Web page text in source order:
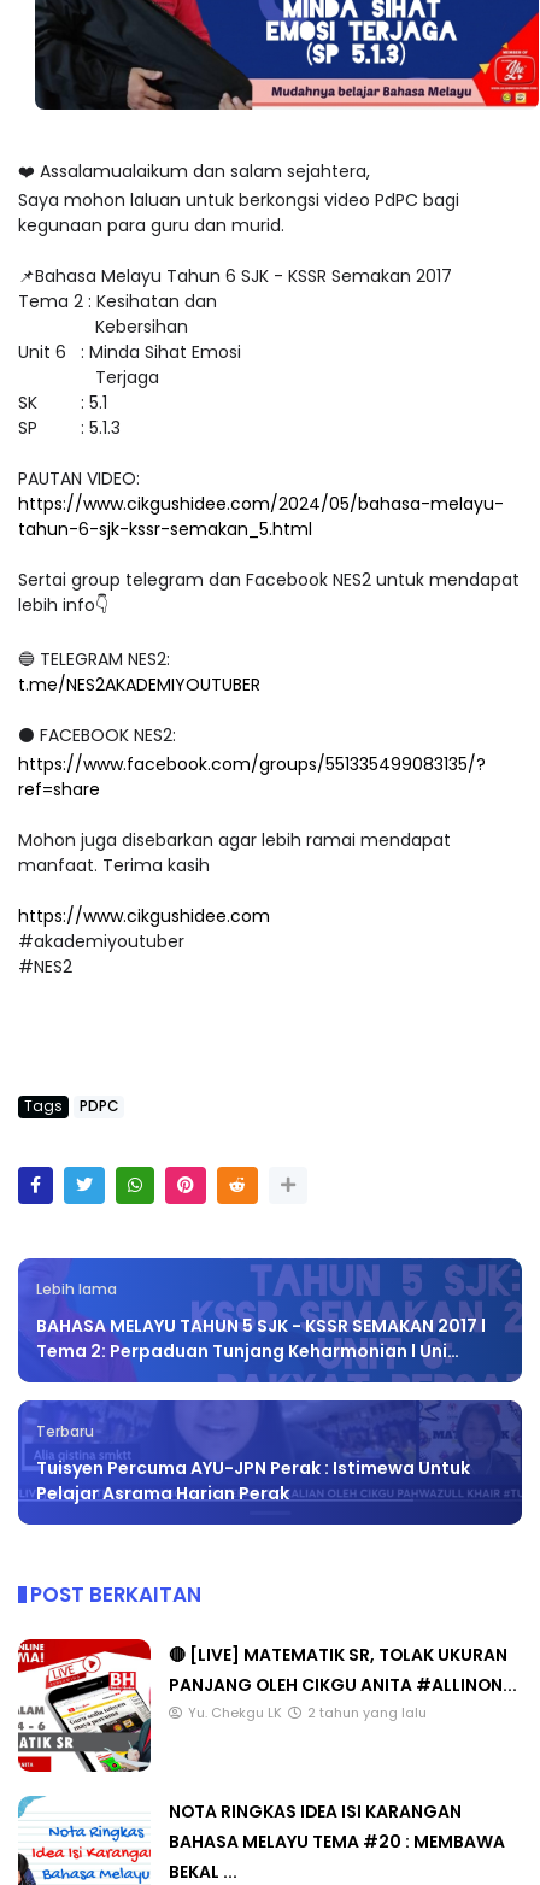
❤️ Assalamualaikum dan salam sejahtera,
Saya mohon laluan untuk berkongsi video PdPC bagi
kegunaan para guru dan murid.
📌Bahasa Melayu Tahun 6 SJK - KSSR Semakan 2017
Tema 2 : Kesihatan dan
Kebersihan
Unit 6 : Minda Sihat Emosi
Terjaga
SK : 5.1
SP : 5.1.3
PAUTAN VIDEO:
https://www.cikgushidee.com/2024/05/bahasa-melayu-
tahun-6-sjk-kssr-semakan_5.html
Sertai group telegram dan Facebook NES2 untuk mendapat
lebih info👇
🔵 TELEGRAM NES2:
t.me/NES2AKADEMIYOUTUBER
⚫ FACEBOOK NES2:
https://www.facebook.com/groups/551335499083135/?
ref=share
Mohon juga disebarkan agar lebih ramai mendapat
manfaat. Terima kasih
https://www.cikgushidee.com
#akademiyoutuber
#NES2
Tags PDPC
Lebih lama
BAHASA MELAYU TAHUN 5 SJK - KSSR SEMAKAN 2017 l
Tema 2: Perpaduan Tunjang Keharmonian l Uni…
Terbaru
Tuisyen Percuma AYU-JPN Perak : Istimewa Untuk
Pelajar Asrama Harian Perak
POST BERKAITAN
🔴 [LIVE] MATEMATIK SR, TOLAK UKURAN
PANJANG OLEH CIKGU ANITA #ALLINON...
Yu. Chekgu LK 2 tahun yang lalu
NOTA RINGKAS IDEA ISI KARANGAN
BAHASA MELAYU TEMA #20 : MEMBAWA
BEKAL ...